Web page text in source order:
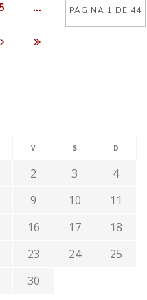
PÁGINA 1 DE 44
...
V S D
2 3
4
9 10
11
16 17
18
23 24
25
30